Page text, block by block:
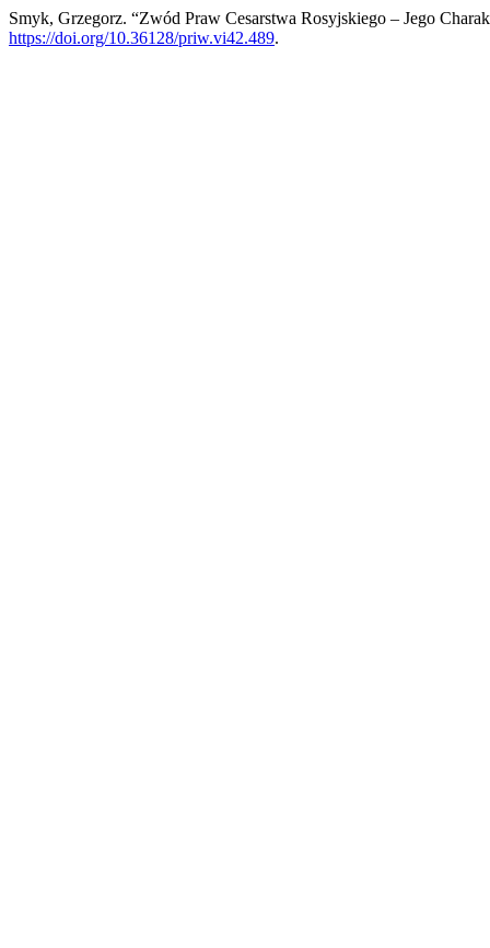
Smyk, Grzegorz. “Zwód Praw Cesarstwa Rosyjskiego – Jego
https://doi.org/10.36128/priw.vi42.489.